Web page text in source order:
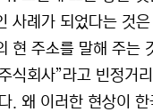
사례가 되었다는 것
주소를 말해 주는
식회사”라고 빈정거
. 왜 이러한 현상이